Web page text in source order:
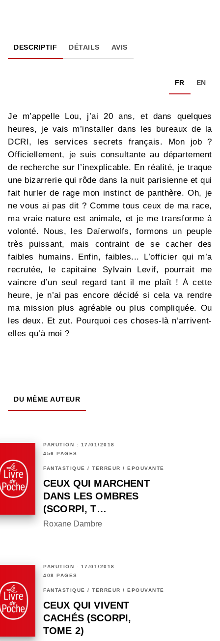
DESCRIPTIF DÉTAILS AVIS
FR EN
Je m’appelle Lou, j’ai 20 ans, et dans quelques
heures, je vais m’installer dans les bureaux de la
DCRI, les services secrets français. Mon job ?
Officiellement, je suis consultante au département
de recherche sur l’inexplicable. En réalité, je traque
une bizarrerie qui rôde dans la nuit parisienne et qui
fait hurler de rage mon instinct de panthère. Oh, je
ne vous ai pas dit ? Comme tous ceux de ma race,
ma vraie nature est animale, et je me transforme à
volonté. Nous, les Daïerwolfs, formons un peuple
très puissant, mais contraint de se cacher des
faibles humains. Enfin, faibles... L’officier qui m’a
recrutée, le capitaine Sylvain Levif, pourrait me
vaincre d’un seul regard tant il me plaît ! À cette
heure, je n’ai pas encore décidé si cela va rendre
ma mission plus agréable ou plus compliquée. Ou
les deux. Et zut. Pourquoi ces choses-là n’arrivent-
elles qu’à moi ?
DU MÊME AUTEUR
PARUTION : 17/01/2018
456 PAGES
FANTASTIQUE / TERREUR / EPOUVANTE
CEUX QUI MARCHENT
DANS LES OMBRES
(SCORPI, T…
Roxane Dambre
PARUTION : 17/01/2018
408 PAGES
FANTASTIQUE / TERREUR / EPOUVANTE
CEUX QUI VIVENT
CACHÉS (SCORPI,
TOME 2)